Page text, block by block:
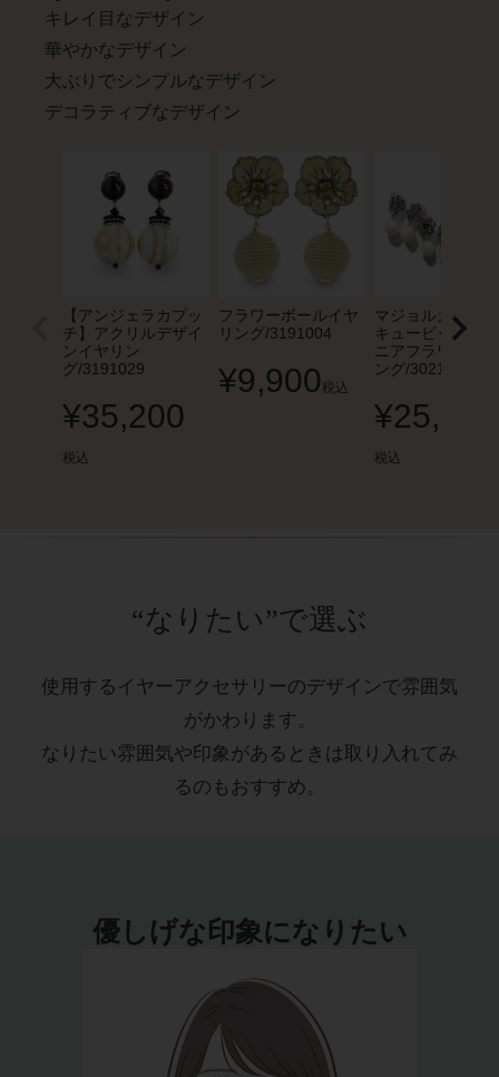
キレイ目なデザイン
華やかなデザイン
大ぶりでシンプルなデザイン
デコラティブなデザイン
【アンジェラカプッ
チ】アクリルデザイ
ンイヤリン
グ/3191029
¥35,200
税込
フラワーボールイヤ
リング/3191004
¥9,900税込
マジョルカパー
キュービックジ
ニアフラワーイ
ング/3021019
¥25,300
税込
“なりたい”で選ぶ
使用するイヤーアクセサリーのデザインで雰囲気
がかわります。
なりたい雰囲気や印象があるときは取り入れてみ
るのもおすすめ。
優しげな印象になりたい